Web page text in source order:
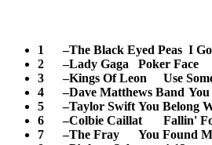
1 –The Black Eyed Peas I
2
–Lady Gaga Poker Face
3
–Kings Of Leon Use
4
–Dave Matthews Band
5
–Taylor Swift You Belong
6
–Colbie Caillat Fallin'
7
–The Fray You Found